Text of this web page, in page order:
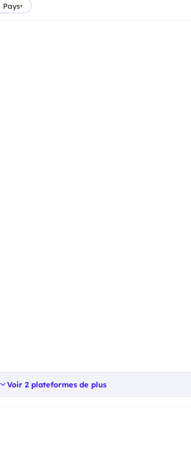
Pays▾
Voir 2 plateformes de plus